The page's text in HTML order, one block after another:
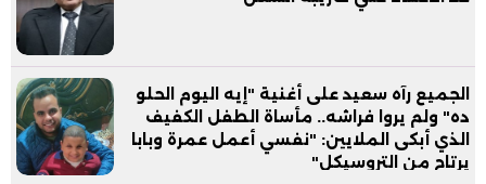
الجميع رآه سعيد على أغنية "إيه اليوم الحلو
ده" ولم يروا فراشه.. مأساة الطفل الكفيف
الذي أبكى الملايين: "نفسي أعمل عمرة وبابا
يرتاح من التروسيكل"